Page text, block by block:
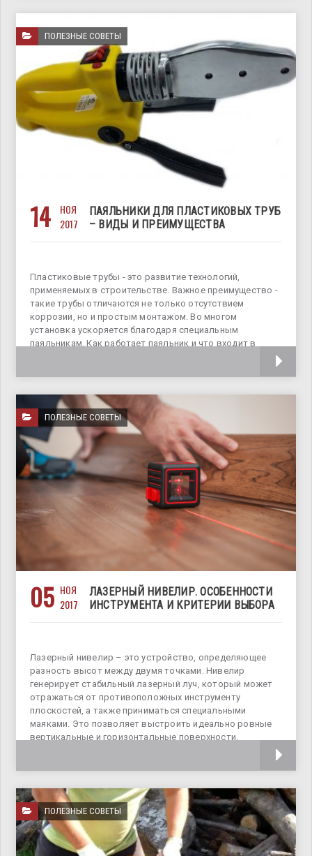
ПОЛЕЗНЫЕ СОВЕТЫ
14
НОЯ
2017
ПАЯЛЬНИКИ ДЛЯ ПЛАСТИКОВЫХ ТРУБ
– ВИДЫ И ПРЕИМУЩЕСТВА
Пластиковые трубы - это развитие технологий,
применяемых в строительстве. Важное преимущество -
такие трубы отличаются не только отсутствием
коррозии, но и простым монтажом. Во многом
установка ускоряется благодаря специальным
паяльникам. Как работает паяльник и что входит в
ПОЛЕЗНЫЕ СОВЕТЫ
05 НОЯ
2017
ЛАЗЕРНЫЙ НИВЕЛИР. ОСОБЕННОСТИ
ИНСТРУМЕНТА И КРИТЕРИИ ВЫБОРА
Лазерный нивелир – это устройство, определяющее
разность высот между двумя точками. Нивелир
генерирует стабильный лазерный луч, который может
отражаться от противоположных инструменту
плоскостей, а также приниматься специальными
маяками. Это позволяет выстроить идеально ровные
вертикальные и горизонтальные поверхности,
ПОЛЕЗНЫЕ СОВЕТЫ